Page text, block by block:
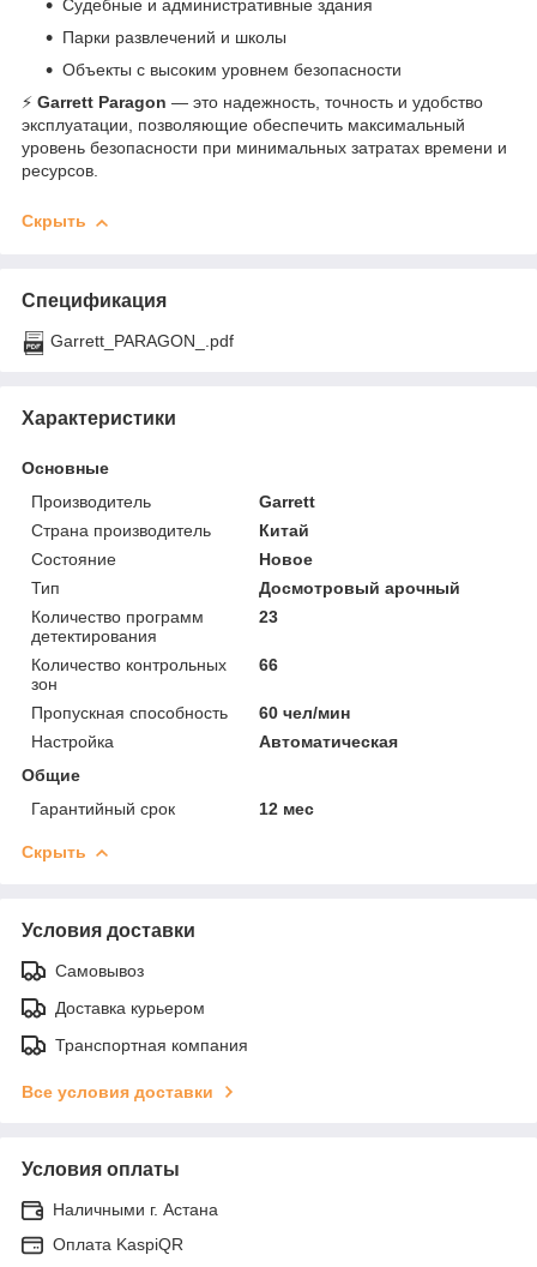
Судебные и административные здания
Парки развлечений и школы
Объекты с высоким уровнем безопасности
⚡ Garrett Paragon — это надежность, точность и удобство
эксплуатации, позволяющие обеспечить максимальный
уровень безопасности при минимальных затратах времени и
ресурсов.
Скрыть
Спецификация
Garrett_PARAGON_.pdf
Характеристики
Основные
Производитель
Garrett
Страна производитель
Китай
Состояние
Новое
Тип
Досмотровый арочный
Количество программ
детектирования
23
Количество контрольных
зон
66
Пропускная способность
60 чел/мин
Настройка
Автоматическая
Общие
Гарантийный срок
12 мес
Скрыть
Условия доставки
Самовывоз
Доставка курьером
Транспортная компания
Все условия доставки
Условия оплаты
Наличными г. Астана
Оплата KaspiQR